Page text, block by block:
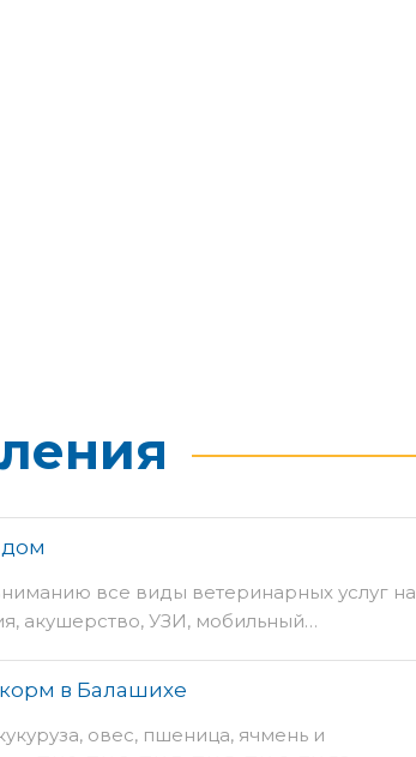
все виды ветеринарных услуг на
акушерство, УЗИ, мобильный…
в Балашихе
овес, пшеница, ячмень и